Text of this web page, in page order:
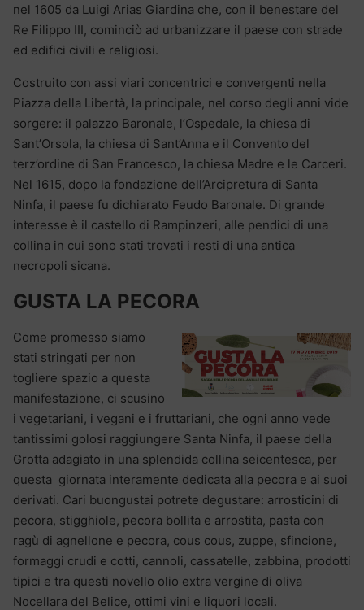
nel 1605 da Luigi Arias Giardina che, con il benestare del
Re Filippo III, cominciò ad urbanizzare il paese con strade
ed edifici civili e religiosi.
Costruito con assi viari concentrici e convergenti nella
Piazza della Libertà, la principale, nel corso degli anni vide
sorgere: il palazzo Baronale, l’Ospedale, la chiesa di
Sant’Orsola, la chiesa di Sant’Anna e il Convento del
terz’ordine di San Francesco, la chiesa Madre e le Carceri.
Nel 1615, dopo la fondazione dell’Arcipretura di Santa
Ninfa, il paese fu dichiarato Feudo Baronale. Di grande
interesse è il castello di Rampinzeri, alle pendici di una
collina in cui sono stati trovati i resti di una antica
necropoli sicana.
GUSTA LA PECORA
Come promesso siamo
stati stringati per non
togliere spazio a questa
manifestazione, ci scusino
i vegetariani, i vegani e i fruttariani, che ogni anno vede
tantissimi golosi raggiungere Santa Ninfa, il paese della
Grotta adagiato in una splendida collina seicentesca, per
questa giornata interamente dedicata alla pecora e ai suoi
derivati. Cari buongustai potrete degustare: arrosticini di
pecora, stigghiole, pecora bollita e arrostita, pasta con
ragù di agnellone e pecora, cous cous, zuppe, sfincione,
formaggi crudi e cotti, cannoli, cassatelle, zabbina, prodotti
tipici e tra questi novello olio extra vergine di oliva
Nocellara del Belice, ottimi vini e liquori locali.